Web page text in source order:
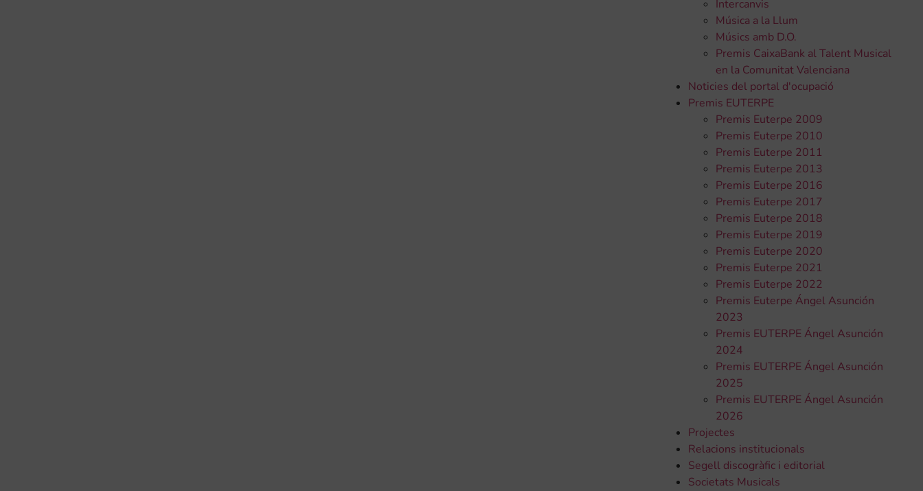
Intercanvis
Música a la Llum
Músics amb D.O.
Premis CaixaBank al Talent Musical
en la Comunitat Valenciana
Noticies del portal d'ocupació
Premis EUTERPE
Premis Euterpe 2009
Premis Euterpe 2010
Premis Euterpe 2011
Premis Euterpe 2013
Premis Euterpe 2016
Premis Euterpe 2017
Premis Euterpe 2018
Premis Euterpe 2019
Premis Euterpe 2020
Premis Euterpe 2021
Premis Euterpe 2022
Premis Euterpe Ángel Asunción
2023
Premis EUTERPE Ángel Asunción
2024
Premis EUTERPE Ángel Asunción
2025
Premis EUTERPE Ángel Asunción
2026
Projectes
Relacions institucionals
Segell discogràfic i editorial
Societats Musicals